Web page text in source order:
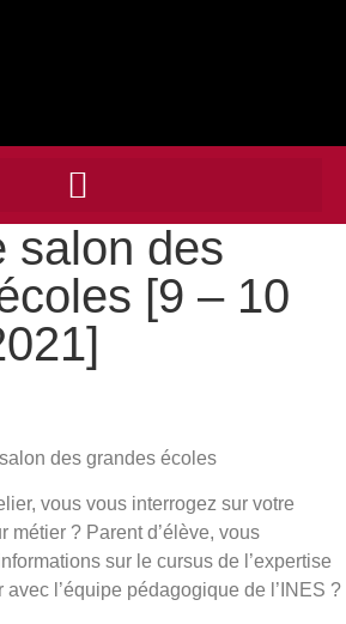
salon des
[9 – 10
des grandes écoles
vous vous interrogez sur votre
métier ? Parent d’élève, vous
sur le cursus de l’expertise
l’équipe pédagogique de l’INES ?